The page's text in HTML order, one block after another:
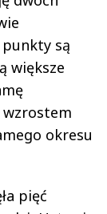
są
większe
okresu
pięć